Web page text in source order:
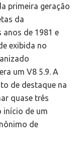
primeira geração
da
de 1981 e
exibida no
um V8 5.9. A
de destaque na
quase três
início de um
de